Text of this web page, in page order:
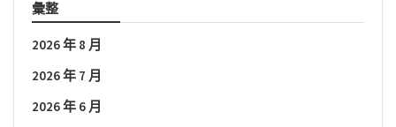
彙整
2026 年 8 月
2026 年 7 月
2026 年 6 月